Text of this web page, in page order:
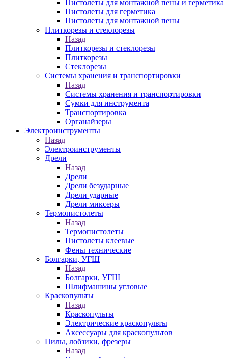
Пистолеты для монтажной пены и герметика
Пистолеты для герметика
Пистолеты для монтажной пены
Плиткорезы и стеклорезы
Назад
Плиткорезы и стеклорезы
Плиткорезы
Стеклорезы
Системы хранения и транспортировки
Назад
Системы хранения и транспортировки
Сумки для инструмента
Транспортировка
Органайзеры
Электроинструменты
Назад
Электроинструменты
Дрели
Назад
Дрели
Дрели безударные
Дрели ударные
Дрели миксеры
Термопистолеты
Назад
Термопистолеты
Пистолеты клеевые
Фены технические
Болгарки, УГШ
Назад
Болгарки, УГШ
Шлифмашины угловые
Краскопульты
Назад
Краскопульты
Электрические краскопульты
Аксессуары для краскопультов
Пилы, лобзики, фрезеры
Назад